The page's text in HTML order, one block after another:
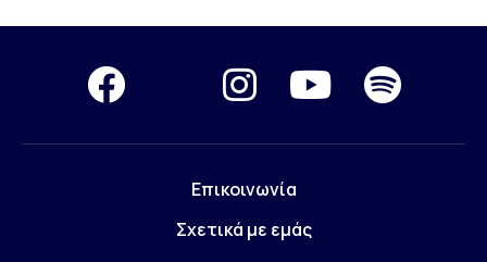
Επικοινωνία
Σχετικά με εμάς